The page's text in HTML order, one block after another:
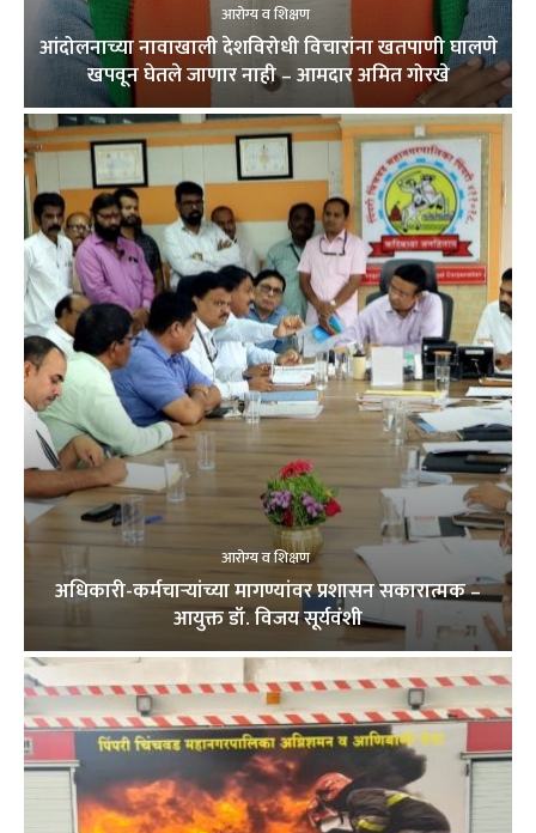
आरोग्य व शिक्षण
आंदोलनाच्या नावाखाली देशविरोधी विचारांना खतपाणी घालणे
खपवून घेतले जाणार नाही – आमदार अमित गोरखे
आरोग्य व शिक्षण
अधिकारी-कर्मचाऱ्यांच्या मागण्यांवर प्रशासन सकारात्मक –
आयुक्त डॉ. विजय सूर्यवंशी